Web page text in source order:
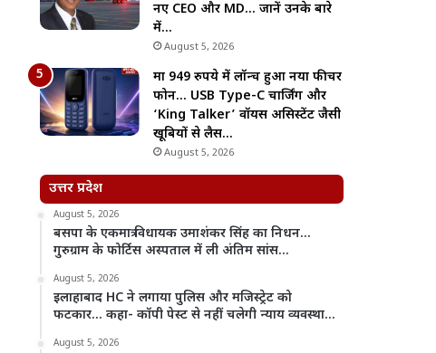
नए CEO और MD… जानें उनके बारे
में…
August 5, 2026
मात्र 949 रुपये में लॉन्च हुआ नया फीचर
फोन… USB Type-C चार्जिंग और
‘King Talker’ वॉयस असिस्टेंट जैसी
खूबियों से लैस…
August 5, 2026
उत्तर प्रदेश
August 5, 2026
बसपा के एकमात्र विधायक उमाशंकर सिंह का निधन…
गुरुग्राम के फोर्टिस अस्पताल में ली अंतिम सांस…
August 5, 2026
इलाहाबाद HC ने लगाया पुलिस और मजिस्ट्रेट को
फटकार… कहा- कॉपी पेस्ट से नहीं चलेगी न्याय व्यवस्था…
August 5, 2026